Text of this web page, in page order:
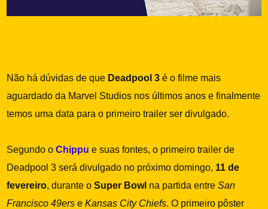
Não há dúvidas de que Deadpool 3 é o filme mais
aguardado da Marvel Studios nos últimos anos e finalmente
temos uma data para o primeiro trailer ser divulgado.
Segundo oChippu e suas fontes, o primeiro trailer de
Deadpool 3 será divulgado no próximo domingo, 11 de
fevereiro, durante oSuper Bowl na partida entreSan
Francisco 49ers eKansas City Chiefs. O primeiro pôster